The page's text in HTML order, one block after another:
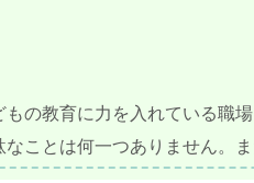
の教育に力を入れている職
ことは何一つありません。